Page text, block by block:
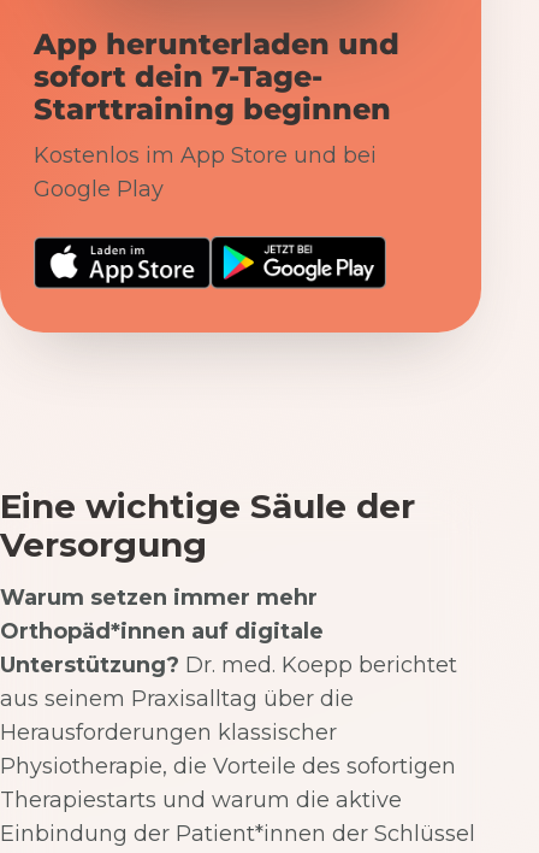
App herunterladen und
sofort dein 7-Tage-
Starttraining beginnen
Kostenlos im App Store und bei
Google Play
Eine wichtige Säule der
Versorgung
Warum setzen immer mehr
Orthopäd*innen auf digitale
Unterstützung? Dr. med. Koepp berichtet
aus seinem Praxisalltag über die
Herausforderungen klassischer
Physiotherapie, die Vorteile des sofortigen
Therapiestarts und warum die aktive
Einbindung der Patient*innen der Schlüssel